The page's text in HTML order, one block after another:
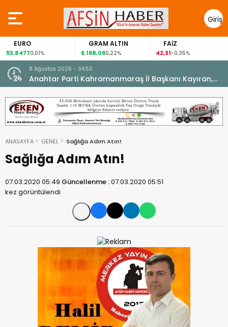
Giriş
Yap
EURO
53,84770,01%
GRAM ALTIN
6.168,060,22%
FAİZ
42,31-0,35%
8 Ağustos 2026 - 04:50
Anahtar Parti Kahramanmaraş İl Başkanı Kayıran,
Afşin Teşkilatı ile buluştu.
ANASAYFA GENEL Sağlığa Adım Atın!
Sağlığa Adım Atın!
07.03.2020 05:49 Güncellenme :07.03.2020 05:51
kez görüntülendi